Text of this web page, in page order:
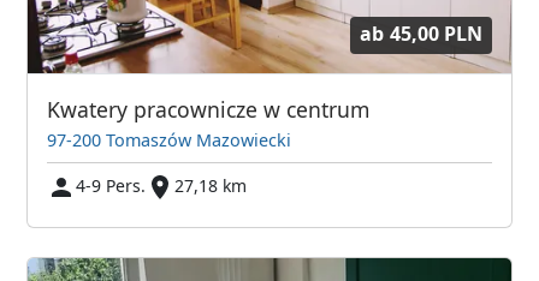
ab 45,00 PLN
Kwatery pracownicze w centrum
97-200 Tomaszów Mazowiecki
4-9 Pers.
27,18 km